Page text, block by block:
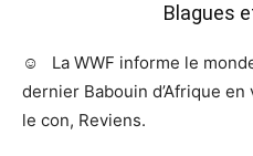
Blagues
☺️ La WWF informe le
dernier Babouin d’Afrique en
le con, Reviens.